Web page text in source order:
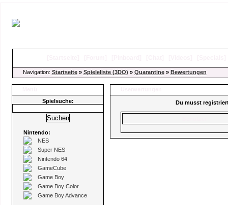
Navigation: Startseite» Spieleliste (3DO) » Quarantine» Bewertungen
Spielsuche:
Nintendo:
NES
Super NES
Nintendo 64
GameCube
Game Boy
Game Boy Color
Game Boy Advance
Du musst